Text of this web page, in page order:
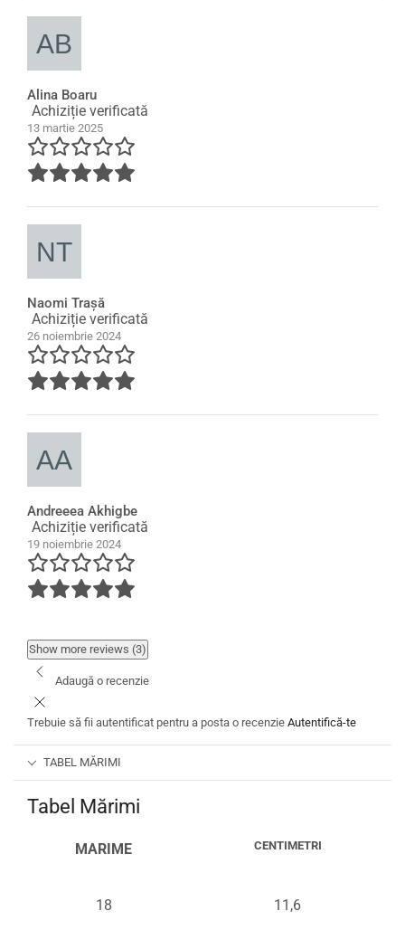
Alina Boaru
Achiziție verificată
13 martie 2025
Naomi Traşă
Achiziție verificată
26 noiembrie 2024
Andreeea Akhigbe
Achiziție verificată
19 noiembrie 2024
Show more reviews (3)
Adaugă o recenzie
Trebuie să fii autentificat pentru a posta o recenzie Autentifică-te
TABEL MĂRIMI
Tabel Mărimi
MARIME CENTIMETRI
18 11,6